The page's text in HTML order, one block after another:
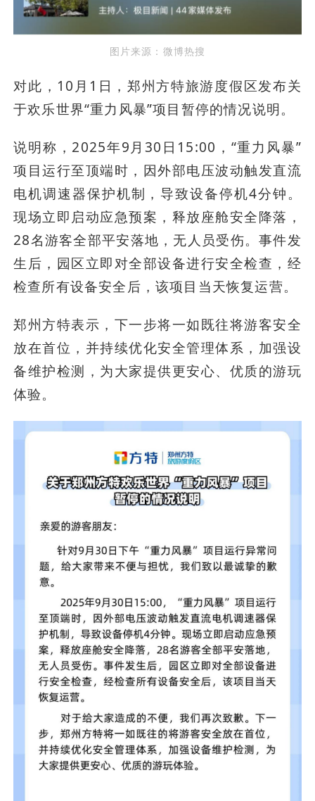
图片来源：微博热搜
对此，10月1日，郑州方特旅游度假区发布关
于欢乐世界“重力风暴”项目暂停的情况说明。
说明称，2025年9月30日15:00，“重力风暴”
项目运行至顶端时，因外部电压波动触发直流
电机调速器保护机制，导致设备停机4分钟。
现场立即启动应急预案，释放座舱安全降落，
28名游客全部平安落地，无人员受伤。事件发
生后，园区立即对全部设备进行安全检查，经
检查所有设备安全后，该项目当天恢复运营。
郑州方特表示，下一步将一如既往将游客安全
放在首位，并持续优化安全管理体系，加强设
备维护检测，为大家提供更安心、优质的游玩
体验。